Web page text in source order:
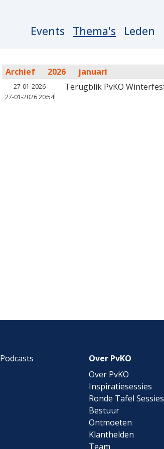
navigation
Events Thema's Leden
Archief 2026 januari
27-01-2026
27-01-2026 20:54
Terugblik PvKO
Podcasts
Over PvKO
Over PvKO
Inspiratiesessies
Ronde Tafel Sessies
Bestuur
Ontmoeten
Klanthelden
Team